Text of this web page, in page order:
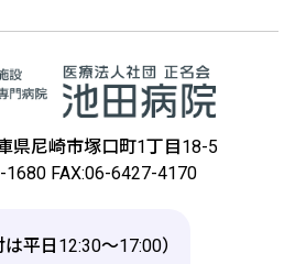
県尼崎市塚⼝町1丁⽬18-5
1680 FAX:06-6427-4170
は平日12:30～17:00）